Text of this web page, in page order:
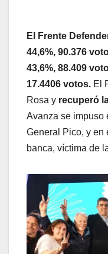
El Frente
44,6%, 90.376
43,6%, 88.409
17.4406 votos. El
Rosa y recuperó
Avanza se impuso
General Pico, y en
banca, víctima de